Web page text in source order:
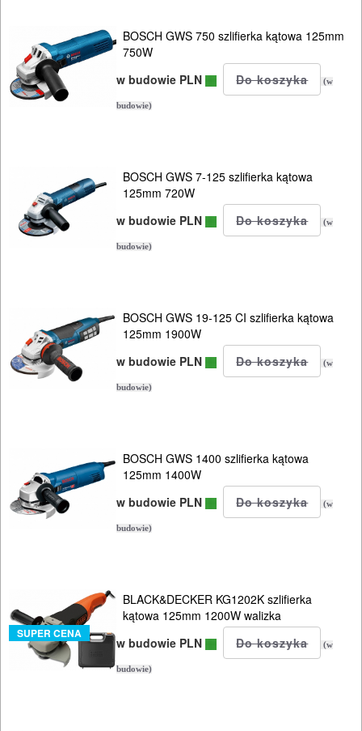
SPRZĘT
AGD
OGRODNICZE
KOSIARKI-
KOSY
MYJKI
CIŚNIENIOWE
BOSCH GWS 750 szlifierka kątowa 125mm
750W
w budowie PLN
(w
budowie)
BOSCH GWS 7-125 szlifierka kątowa
125mm 720W
w budowie PLN
(w
budowie)
BOSCH GWS 19-125 CI szlifierka kątowa
125mm 1900W
w budowie PLN
(w
budowie)
BOSCH GWS 1400 szlifierka kątowa
125mm 1400W
w budowie PLN
(w
budowie)
SUPER CENA
BLACK&DECKER KG1202K szlifierka
kątowa 125mm 1200W walizka
w budowie PLN
(w
budowie)